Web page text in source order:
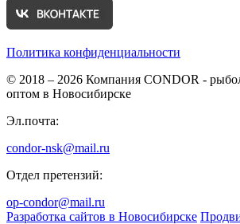
Политика конфиденциальности
© 2018 – 2026 Компания CONDOR -
оптом в Новосибирске
Эл.почта:
condor-nsk@mail.ru
Отдел претензий:
op-condor@mail.ru
Разработка сайтов в Новосибирске